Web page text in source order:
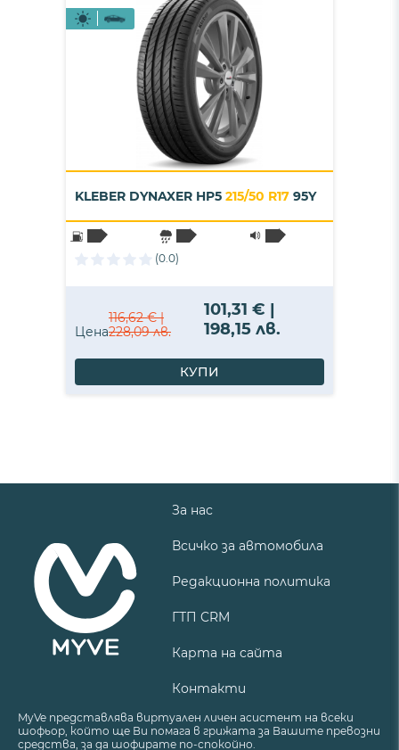
KLEBER DYNAXER HP5 215/50 R17 95Y
(0.0)
Цена
116,62 € |
228,09 лв.
101,31 € |
198,15 лв.
КУПИ
За нас
Всичко за автомобила
Редакционна политика
ГТП CRM
Карта на сайта
Контакти
MyVe представлява виртуален личен асистент на всеки
шофьор, който ще Ви помага в грижата за Вашите превозни
средства, за да шофирате по-спокойно.